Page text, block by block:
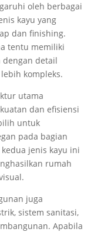
oleh berbagai
kayu yang
dan finishing.
tentu memiliki
detail
kompleks.
utama
dan efisiensi
untuk
pada bagian
jenis kayu ini
rumah
juga
sistem sanitasi,
Apabila